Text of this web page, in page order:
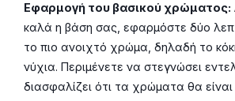
Εφαρμογή του βασικού χρώματος:
καλά η βάση σας, εφαρμόστε δύο
το πιο ανοιχτό χρώμα, δηλαδή το
νύχια. Περιμένετε να στεγνώσει
διασφαλίζει ότι τα χρώματα θα